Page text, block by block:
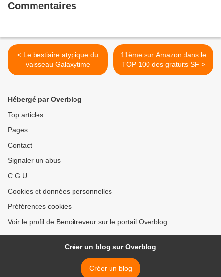
Commentaires
< Le bestiaire atypique du
vaisseau Galaxytime
11ème sur Amazon dans le
TOP 100 des gratuits SF >
Hébergé par Overblog
Top articles
Pages
Contact
Signaler un abus
C.G.U.
Cookies et données personnelles
Préférences cookies
Voir le profil de Benoitreveur sur le portail Overblog
Créer un blog sur Overblog
Créer un blog